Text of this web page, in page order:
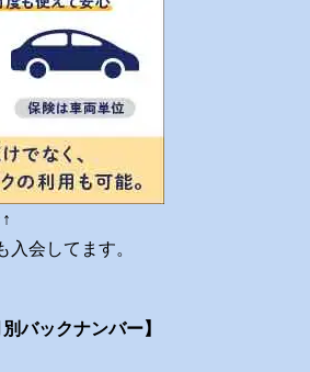
会してます。
別バックナンバー】